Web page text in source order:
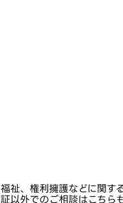
祉、権利擁護などに関す
以外でのご相談はこちら